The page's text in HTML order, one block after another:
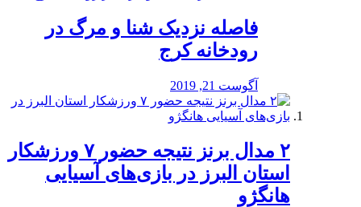
️فاصله نزدیک شنا و مرگ در
رودخانه کرج
آگوست 21, 2019
۲ مدال برنز نتیجه حضور ۷ ورزشکار
استان البرز در بازی‌های آسیایی
هانگژو